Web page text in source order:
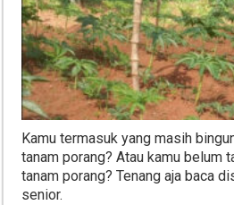
Kamu termasuk yang masih
tanam porang? Atau kamu belum
tanam porang? Tenang aja baca
senior.